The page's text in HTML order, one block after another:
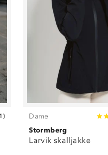
1 ) Dame
Stormberg
Larvik skalljakke